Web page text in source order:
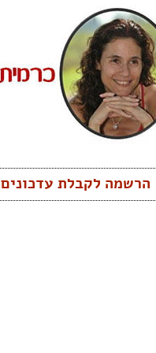
הרשמה לקבלת עדכונים